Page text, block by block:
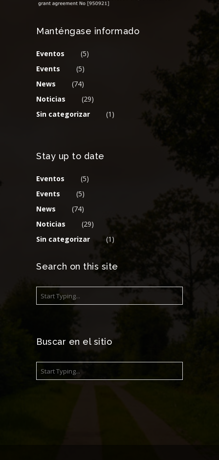
Manténgase informado
Eventos
(5)
Events
(5)
News
(74)
Noticias
(29)
Sin categorizar
(1)
Stay up to date
Eventos
(5)
Events
(5)
News
(74)
Noticias
(29)
Sin categorizar
(1)
Search on this site
Buscar en el sitio